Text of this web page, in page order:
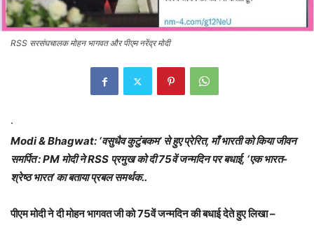
RSS सरसंघचालक मोहन भागवत और पीएम नरेंद्र मोदी
·
Modi & Bhagwat: ‘वसुधैव कुटुंबकम’ से हुए प्रेरित, माँ भारती को किया जीवन
समर्पित : PM मोदी ने RSS प्रमुख को दी 75वें जन्मदिन पर बधाई, ‘एक भारत-
श्रेष्ठ भारत’ का बताया प्रबल समर्थक..
पीएम मोदी ने दी मोहन भागवत जी को 75वें जन्मदिन की बधाई देते हुए लिखा –